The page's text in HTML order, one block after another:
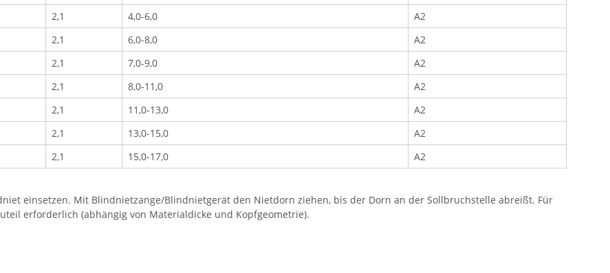
2,1 4,0-6,0
A2
2,1 6,0-8,0
A2
2,1 7,0-9,0
A2
2,1 8,0-11,0
A2
2,1 11,0-13,0
A2
2,1 13,0-15,0
A2
2,1 15,0-17,0 A2
einsetzen. Mit Blindnietzange/Blindnietgerät den Nietdorn ziehen, bis der Dorn an der Sollbruchstelle abreißt. Für
erforderlich (abhängig von Materialdicke und Kopfgeometrie).